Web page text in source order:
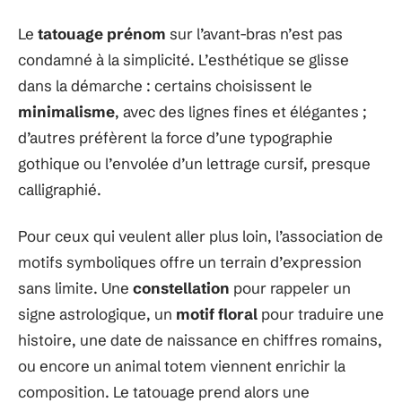
Le tatouage prénom sur l’avant-bras n’est pas
condamné à la simplicité. L’esthétique se glisse
dans la démarche : certains choisissent le
minimalisme, avec des lignes fines et élégantes ;
d’autres préfèrent la force d’une typographie
gothique ou l’envolée d’un lettrage cursif, presque
calligraphié.
Pour ceux qui veulent aller plus loin, l’association de
motifs symboliques offre un terrain d’expression
sans limite. Une constellation pour rappeler un
signe astrologique, un motif floral pour traduire une
histoire, une date de naissance en chiffres romains,
ou encore un animal totem viennent enrichir la
composition. Le tatouage prend alors une